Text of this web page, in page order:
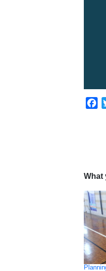
What